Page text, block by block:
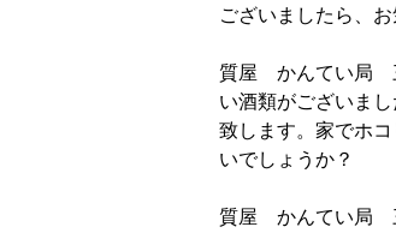
ございましたら、
質屋 かんてい局
い酒類がございま
致します。家でホ
いでしょうか？
質屋 かんてい局